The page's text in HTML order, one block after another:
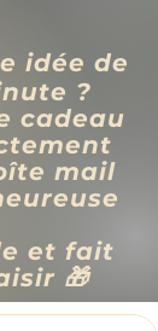
idée de
?
cadeau
mail
et fait
🎁